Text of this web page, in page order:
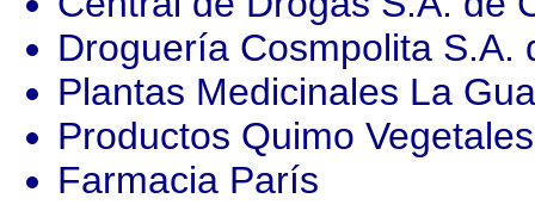
Droguería Cosmpolita S.A.
Plantas Medicinales La
Productos Quimo
Farmacia París